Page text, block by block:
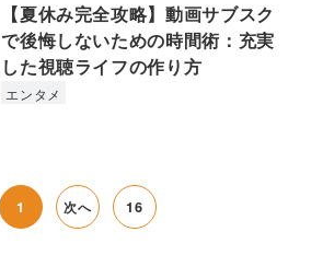
【夏休み完全攻略】動画サブスク
で後悔しないための時間術：充実
した視聴ライフの作り方
エンタメ
1 次へ 16